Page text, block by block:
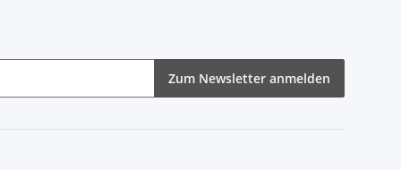
Zum Newsletter anmelden